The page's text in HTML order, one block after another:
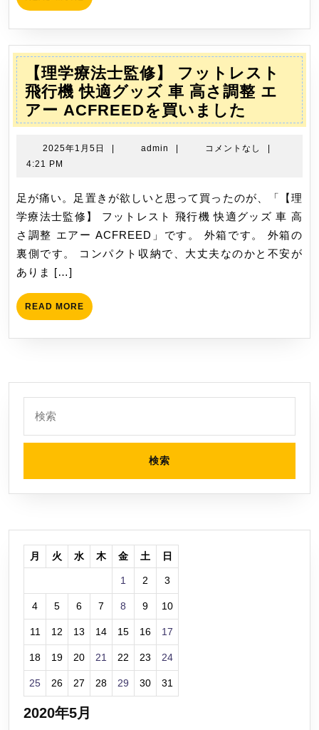
い
し
た
MORE
【理学療法士監修】 フットレスト
飛行機 快適グッズ 車 高さ調整 エ
アー ACFREEDを買いました
学
療
監
修】
フ
ッ
機
グ
ズ
車
さ
2025年1月5日
2025
月
admin admin コメントなし
4:21 PM
足が痛い。足置きが欲しいと思って買ったのが、「【理
学療法士監修】 フットレスト 飛行機 快適グッズ 車 高
さ調整 エアー ACFREED」です。 外箱です。 外箱の
裏側です。 コンパクト収納で、大丈夫なのかと不安が
ありま […]
READ MORE READ
MORE
索:
2020年5月
月 火 水 木 金 土 日
1 2 3
4 5 6 7 8 9 10
11 12 13 14 15 16 17
18 19 20 21 22 23 24
25 26 27 28 29 30 31